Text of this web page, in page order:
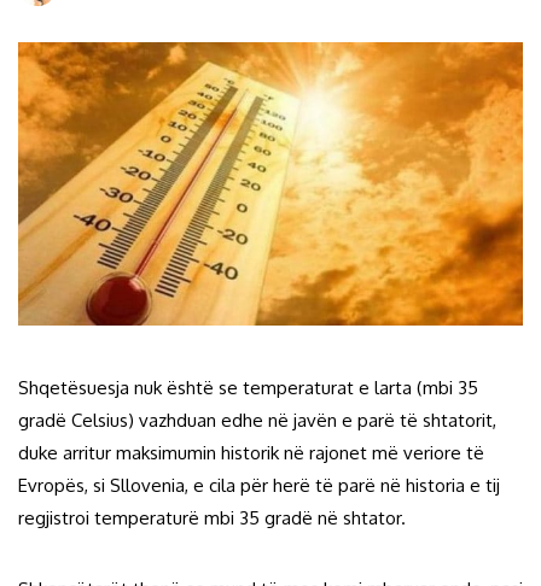
Shqetësuesja nuk është se temperaturat e larta (mbi 35
gradë Celsius) vazhduan edhe në javën e parë të shtatorit,
duke arritur maksimumin historik në rajonet më veriore të
Evropës, si Sllovenia, e cila për herë të parë në historia e tij
regjistroi temperaturë mbi 35 gradë në shtator.